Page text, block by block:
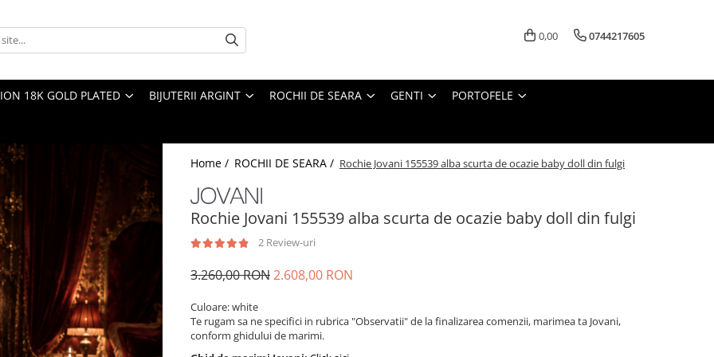
0,00 0744217605
18K GOLD PLATED BIJUTERII ARGINT ROCHII DE SEARA GENTI PORTOFELE
Home / ROCHII DE SEARA / Rochie Jovani 155539 alba scurta de ocazie baby doll din fulgi
Rochie Jovani 155539 alba scurta de ocazie baby doll din fulgi
2 Review-uri
3.260,00 RON2.608,00 RON
Culoare: white
Te rugam sa ne specifici in rubrica "Observatii" de la finalizarea comenzii, marimea ta Jovani,
conform ghidului de marimi.